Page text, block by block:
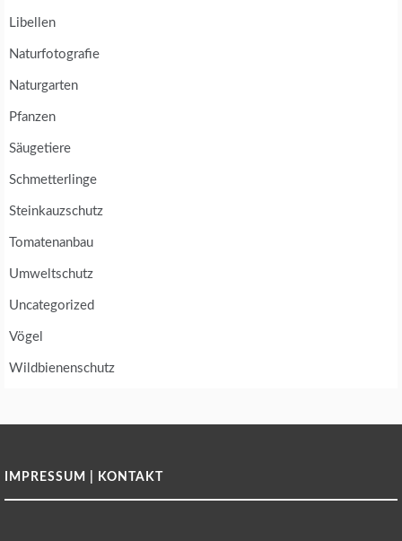
Libellen
Naturfotografie
Naturgarten
Pfanzen
Säugetiere
Schmetterlinge
Steinkauzschutz
Tomatenanbau
Umweltschutz
Uncategorized
Vögel
Wildbienenschutz
IMPRESSUM | KONTAKT